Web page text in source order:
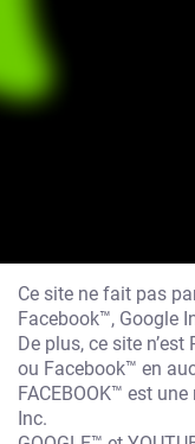
Ce site ne fait pas
Facebook™, Google
De plus, ce site
ou Facebook™ en
FACEBOOK™ est
Inc.